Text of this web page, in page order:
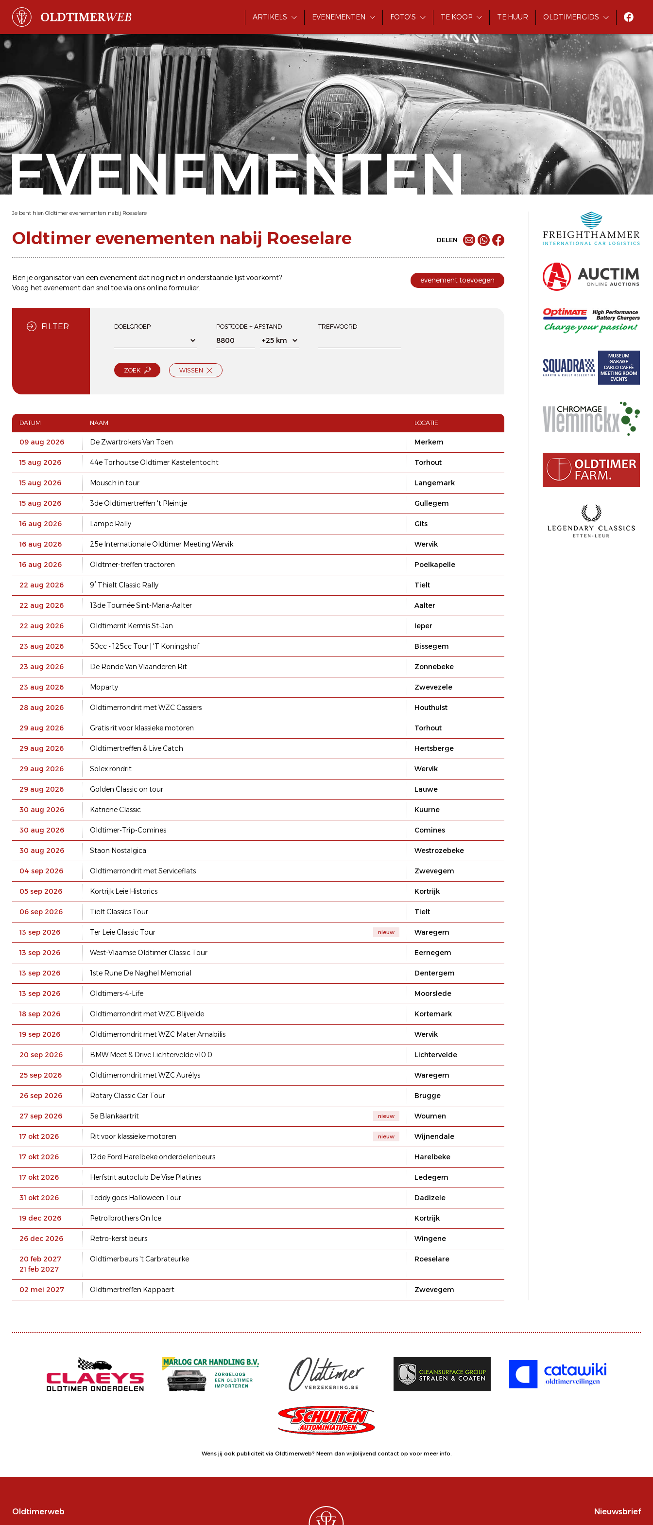
ARTIKELS EVENEMENTEN FOTO'S TE KOOP TE HUUR OLDTIMERGIDS
EVENEMENTEN
Je bent hier: Oldtimer evenementen nabij Roeselare
Oldtimer evenementen nabij Roeselare DELEN
Ben je organisator van een evenement dat nog niet in onderstaande lijst voorkomt?
Voeg het evenement dan snel toe via onsonline formulier.
evenement toevoegen
FILTER DOELGROEP POSTCODE + AFSTAND TREFWOORD
ZOEK WISSEN
DATUM NAAM LOCATIE
09 aug 2026 De Zwartrokers Van Toen Merkem
15 aug 2026 44e Torhoutse Oldtimer Kastelentocht Torhout
15 aug 2026 Mousch in tour Langemark
15 aug 2026 3de Oldtimertreffen 't Pleintje Gullegem
16 aug 2026 Lampe Rally Gits
16 aug 2026 25e Internationale Oldtimer Meeting Wervik Wervik
16 aug 2026 Oldtmer-treffen tractoren Poelkapelle
22 aug 2026 9° Thielt Classic Rally Tielt
22 aug 2026 13de Tournée Sint-Maria-Aalter Aalter
22 aug 2026 Oldtimerrit Kermis St-Jan Ieper
23 aug 2026 50cc - 125cc Tour | 'T Koningshof Bissegem
23 aug 2026 De Ronde Van Vlaanderen Rit Zonnebeke
23 aug 2026 Moparty Zwevezele
28 aug 2026 Oldtimerrondrit met WZC Cassiers Houthulst
29 aug 2026 Gratis rit voor klassieke motoren Torhout
29 aug 2026 Oldtimertreffen & Live Catch Hertsberge
29 aug 2026 Solex rondrit Wervik
29 aug 2026 Golden Classic on tour Lauwe
30 aug 2026 Katriene Classic Kuurne
30 aug 2026 Oldtimer-Trip-Comines Comines
30 aug 2026 Staon Nostalgica Westrozebeke
04 sep 2026 Oldtimerrondrit met Serviceflats Zwevegem
05 sep 2026 Kortrijk Leie Historics Kortrijk
06 sep 2026 Tielt Classics Tour Tielt
13 sep 2026 Ter Leie Classic Tour nieuw Waregem
13 sep 2026 West-Vlaamse Oldtimer Classic Tour Eernegem
13 sep 2026 1ste Rune De Naghel Memorial Dentergem
13 sep 2026 Oldtimers-4-Life Moorslede
18 sep 2026 Oldtimerrondrit met WZC Blijvelde Kortemark
19 sep 2026 Oldtimerrondrit met WZC Mater Amabilis Wervik
20 sep 2026 BMW Meet & Drive Lichtervelde v10.0 Lichtervelde
25 sep 2026 Oldtimerrondrit met WZC Aurélys Waregem
26 sep 2026 Rotary Classic Car Tour Brugge
27 sep 2026 5e Blankaartrit nieuw Woumen
17 okt 2026 Rit voor klassieke motoren nieuw Wijnendale
17 okt 2026 12de Ford Harelbeke onderdelenbeurs Harelbeke
17 okt 2026 Herfstrit autoclub De Vise Platines Ledegem
31 okt 2026 Teddy goes Halloween Tour Dadizele
19 dec 2026 Petrolbrothers On Ice Kortrijk
26 dec 2026 Retro-kerst beurs Wingene
20 feb 2027
21 feb 2027
Oldtimerbeurs 't Carbrateurke Roeselare
02 mei 2027 Oldtimertreffen Kappaert Zwevegem
Wens jij ook publiciteit via Oldtimerweb? Neem dan vrijblijvend contact op voor meer info.
Oldtimerweb Nieuwsbrief